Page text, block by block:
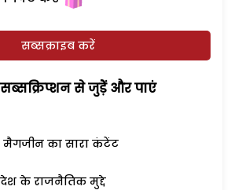
सब्सक्राइब करें
सब्सक्रिप्शन से जुड़ेें और पाएं
मैगजीन का सारा कंटेंट
के राजनैतिक मुद्दे